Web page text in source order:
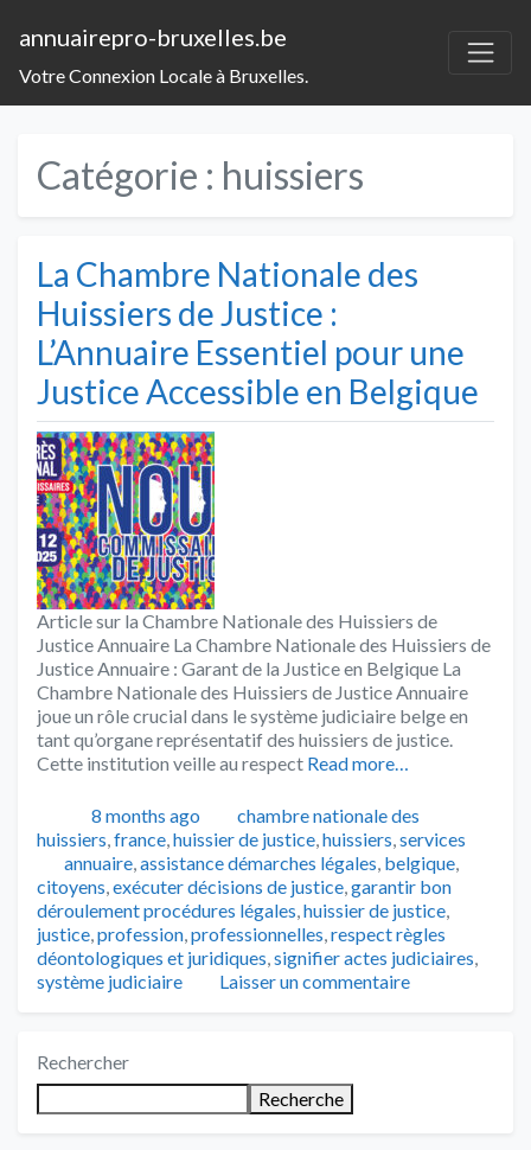
annuairepro-bruxelles.be
Votre Connexion Locale à Bruxelles.
Catégorie : huissiers
La Chambre Nationale des
Huissiers de Justice :
L’Annuaire Essentiel pour une
Justice Accessible en Belgique
Article sur la Chambre Nationale des Huissiers de
Justice Annuaire La Chambre Nationale des Huissiers de
Justice Annuaire : Garant de la Justice en Belgique La
Chambre Nationale des Huissiers de Justice Annuaire
joue un rôle crucial dans le système judiciaire belge en
tant qu’organe représentatif des huissiers de justice.
Cette institution veille au respect Read more…
Publié
8 months ago Catégories
chambre nationale des
huissiers,france,huissier de justice,huissiers,services
Tags
annuaire,assistance démarches légales, belgique,
citoyens,exécuter décisions de justice,garantir bon
déroulement procédures légales,huissier de justice,
justice,profession,professionnelles,respect règles
déontologiques et juridiques,signifier actes judiciaires,
système judiciaire
Laisser un commentaire
Rechercher
Recherche